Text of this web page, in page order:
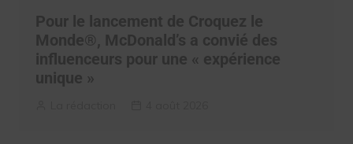
Pour le lancement de Croquez le
Monde®, McDonald’s a convié des
influenceurs pour une « expérience
unique »